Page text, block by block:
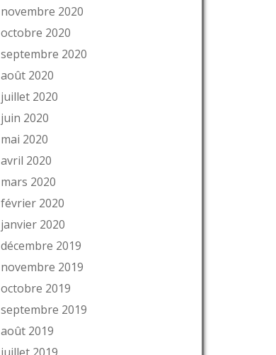
novembre 2020
octobre 2020
septembre 2020
août 2020
juillet 2020
juin 2020
mai 2020
avril 2020
mars 2020
février 2020
janvier 2020
décembre 2019
novembre 2019
octobre 2019
septembre 2019
août 2019